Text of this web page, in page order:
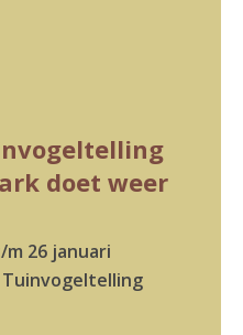
doet weer
26 januari